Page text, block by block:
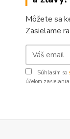
Môžete sa
Zasielame
Súhlasím so
účelom